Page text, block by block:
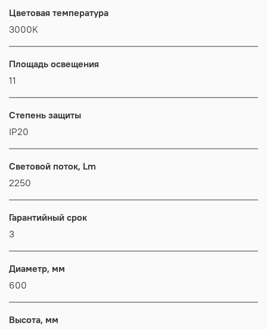
Цветовая температура
3000K
Площадь освещения
11
Степень защиты
IP20
Световой поток, Lm
2250
Гарантийный срок
3
Диаметр, мм
600
Высота, мм